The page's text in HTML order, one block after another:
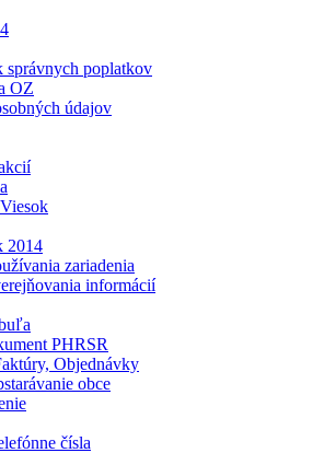
správnych poplatkov
OZ
údajov
2014
zariadenia
informácií
PHRSR
Objednávky
obce
čísla